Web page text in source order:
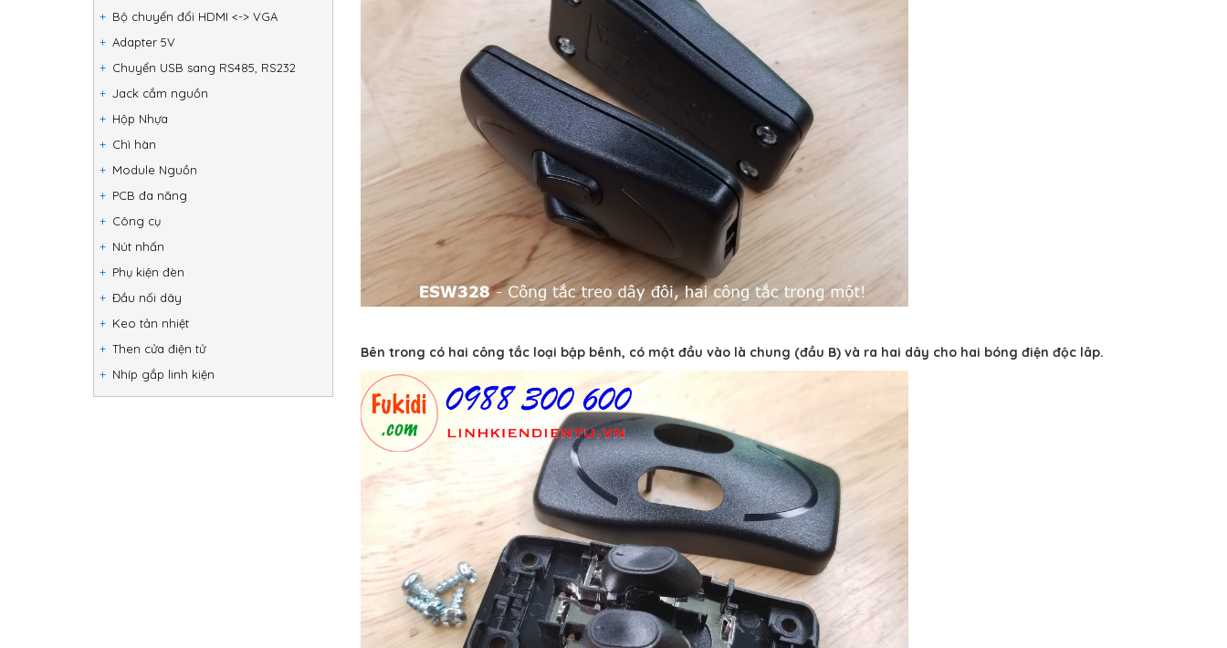
Bộ chuyển đổi HDMI <-> VGA
Adapter 5V
Chuyển USB sang RS485, RS232
Jack cắm nguồn
Hộp Nhựa
Chì hàn
Module Nguồn
PCB đa năng
Công cụ
Nút nhấn
Phụ kiện đèn
Đầu nối dây
Keo tản nhiệt
Then cửa điện tử
Nhíp gắp linh kiện
Bên trong có hai công tắc loại bập bênh, có một đầu vào là chung (đầu B) và ra hai dây cho hai bóng điện độc lâp.